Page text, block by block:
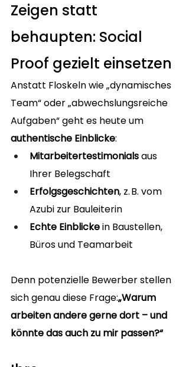
Zeigen statt
behaupten: Social
Proof gezielt einsetzen
Anstatt Floskeln wie „dynamisches
Team“ oder „abwechslungsreiche
Aufgaben“ geht es heute um
authentische Einblicke:
Mitarbeitertestimonials aus
Ihrer Belegschaft
Erfolgsgeschichten, z. B. vom
Azubi zur Bauleiterin
Echte Einblicke in Baustellen,
Büros und Teamarbeit
Denn potenzielle Bewerber stellen
sich genau diese Frage:„Warum
arbeiten andere gerne dort – und
könnte das auch zu mir passen?“